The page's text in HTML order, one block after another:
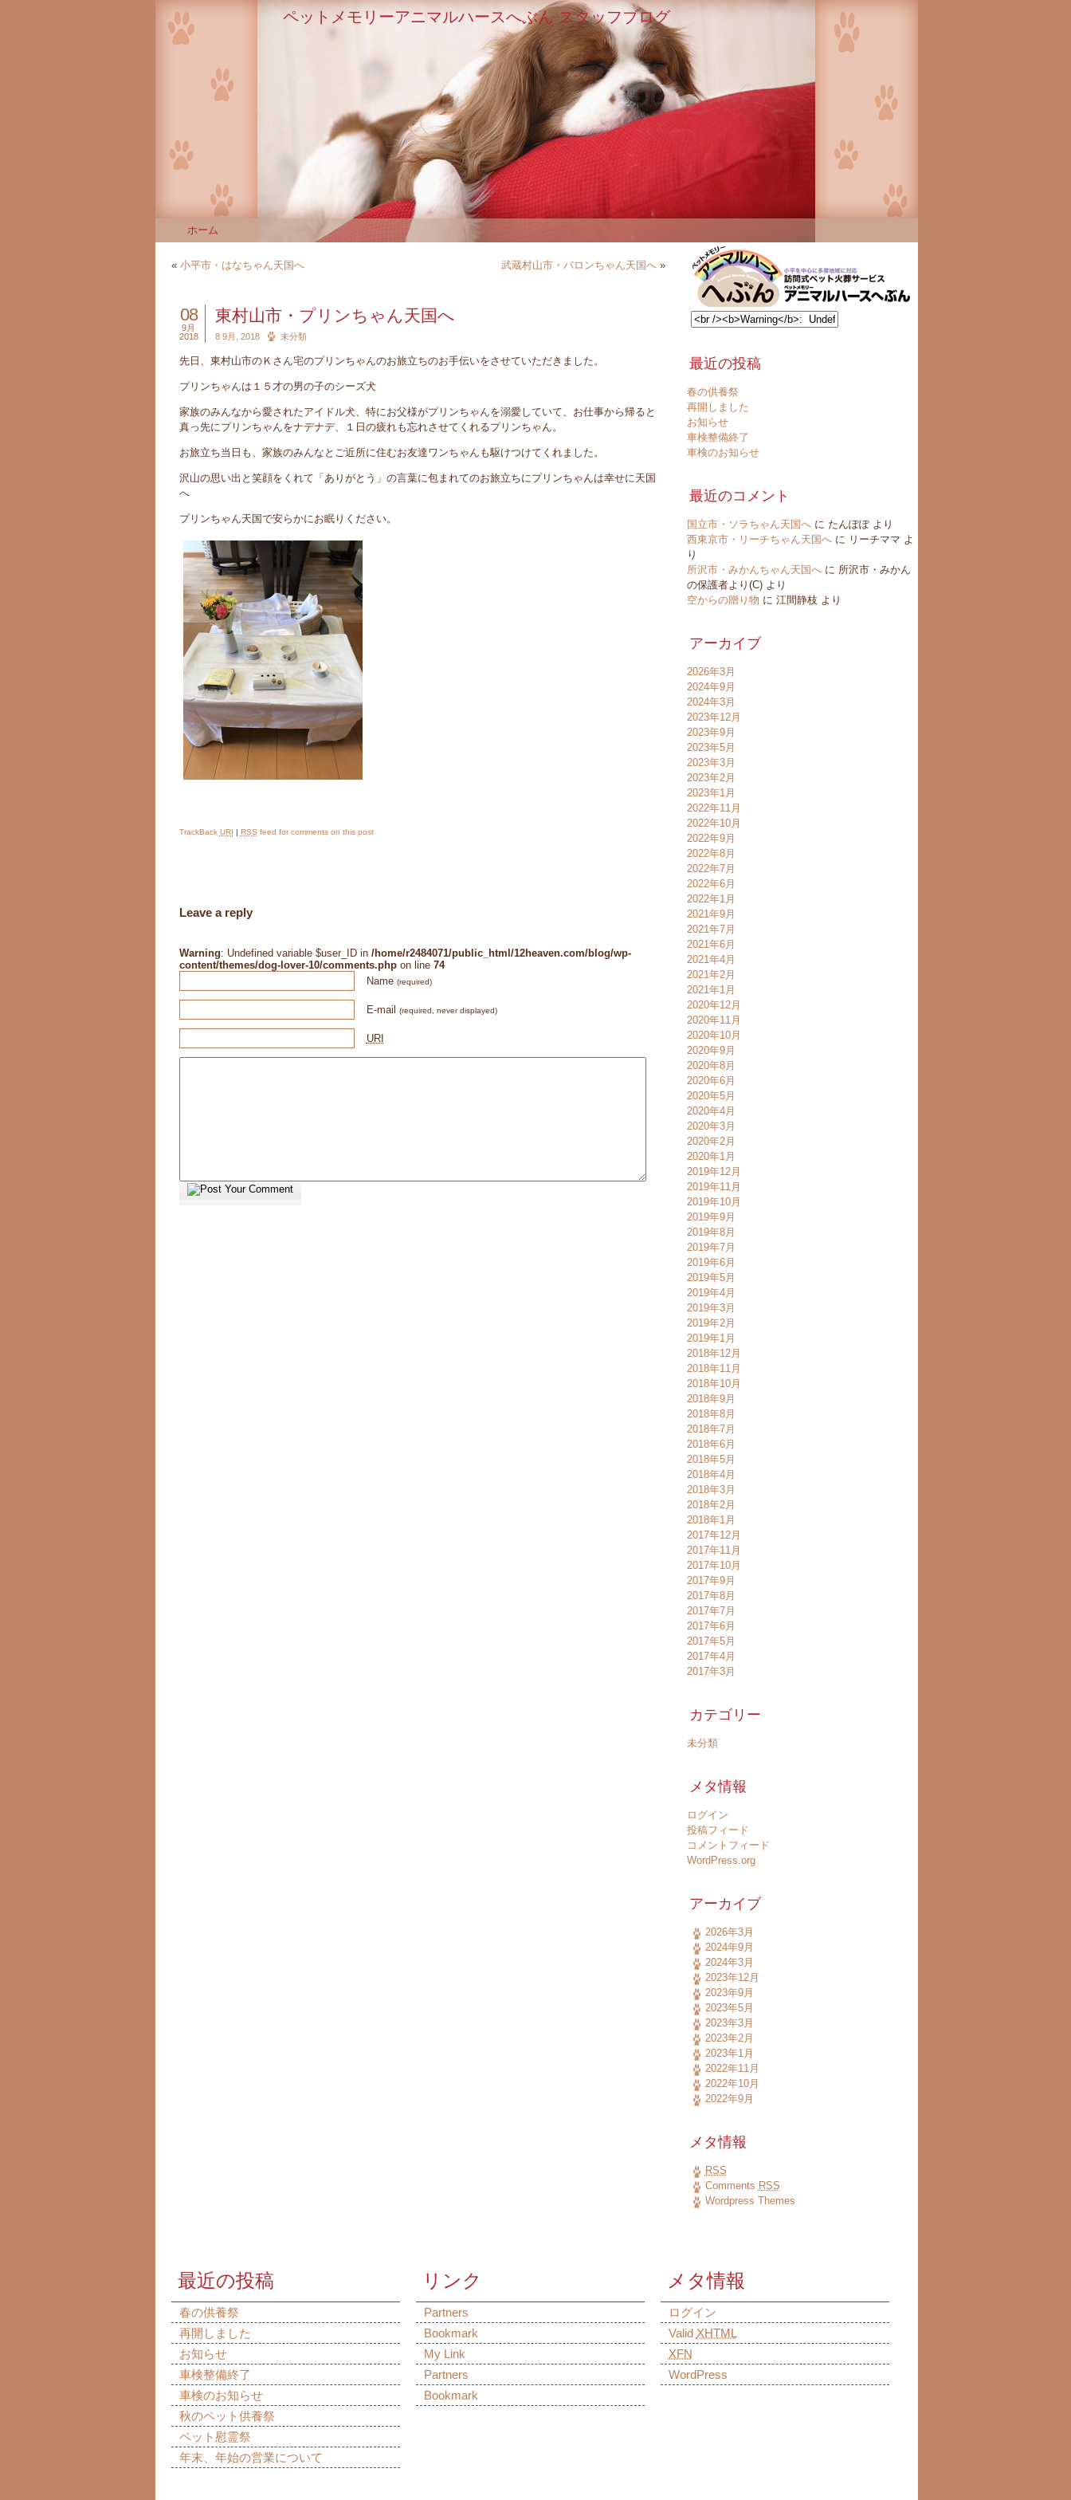
ペットメモリーアニマルハースへぶん スタッフブログ
ホーム
« 小平市・はなちゃん天国へ 武蔵村山市・バロンちゃん天国へ»
東村山市・プリンちゃん天国へ
08
9月
2018
8 9月, 2018 未分類
先日、東村山市のＫさん宅のプリンちゃんのお旅立ちのお手伝いをさせていただきました。
プリンちゃんは１５才の男の子のシーズ犬
家族のみんなから愛されたアイドル犬、特にお父様がプリンちゃんを溺愛していて、お仕事から帰ると
真っ先にプリンちゃんをナデナデ、１日の疲れも忘れさせてくれるプリンちゃん。
お旅立ち当日も、家族のみんなとご近所に住むお友達ワンちゃんも駆けつけてくれました。
沢山の思い出と笑顔をくれて「ありがとう」の言葉に包まれてのお旅立ちにプリンちゃんは幸せに天国
へ
プリンちゃん天国で安らかにお眠りください。
TrackBack URI | RSS feed for comments on this post
Leave a reply
Warning: Undefined variable $user_ID in /home/r2484071/public_html/12heaven.com/blog/wp-
content/themes/dog-lover-10/comments.phpon line 74
Name (required)
E-mail (required, never displayed)
URI
最近の投稿
春の供養祭
再開しました
お知らせ
車検整備終了
車検のお知らせ
最近のコメント
国立市・ソラちゃん天国へに たんぽぽより
西東京市・リーチちゃん天国へに リーチママ よ
り
所沢市・みかんちゃん天国へに 所沢市・みかん
の保護者より(C)より
空からの贈り物 に 江間静枝より
アーカイブ
2026年3月
2024年9月
2024年3月
2023年12月
2023年9月
2023年5月
2023年3月
2023年2月
2023年1月
2022年11月
2022年10月
2022年9月
2022年8月
2022年7月
2022年6月
2022年1月
2021年9月
2021年7月
2021年6月
2021年4月
2021年2月
2021年1月
2020年12月
2020年11月
2020年10月
2020年9月
2020年8月
2020年6月
2020年5月
2020年4月
2020年3月
2020年2月
2020年1月
2019年12月
2019年11月
2019年10月
2019年9月
2019年8月
2019年7月
2019年6月
2019年5月
2019年4月
2019年3月
2019年2月
2019年1月
2018年12月
2018年11月
2018年10月
2018年9月
2018年8月
2018年7月
2018年6月
2018年5月
2018年4月
2018年3月
2018年2月
2018年1月
2017年12月
2017年11月
2017年10月
2017年9月
2017年8月
2017年7月
2017年6月
2017年5月
2017年4月
2017年3月
カテゴリー
未分類
メタ情報
ログイン
投稿フィード
コメントフィード
WordPress.org
アーカイブ
2026年3月
2024年9月
2024年3月
2023年12月
2023年9月
2023年5月
2023年3月
2023年2月
2023年1月
2022年11月
2022年10月
2022年9月
メタ情報
RSS
Comments RSS
Wordpress Themes
最近の投稿
春の供養祭
再開しました
お知らせ
車検整備終了
車検のお知らせ
秋のペット供養祭
ペット慰霊祭
年末、年始の営業について
リンク
Partners
Bookmark
My Link
Partners
Bookmark
メタ情報
ログイン
Valid XHTML
XFN
WordPress